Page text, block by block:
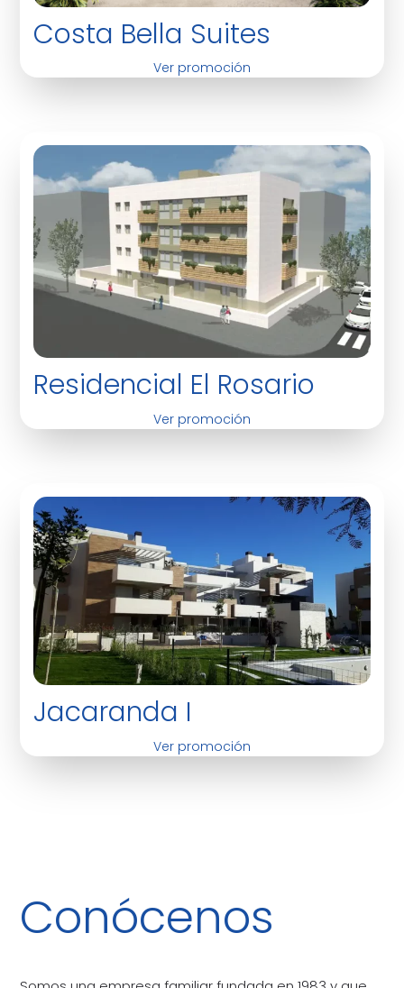
Costa Bella Suites
Ver promoción
Residencial El Rosario
Ver promoción
Jacaranda I
Ver promoción
Conócenos